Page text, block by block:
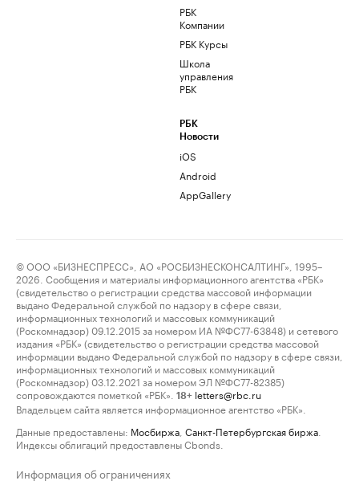
РБК
Компании
РБК Курсы
Школа
управления
РБК
РБК
Новости
iOS
Android
AppGallery
© ООО «БИЗНЕСПРЕСС», АО «РОСБИЗНЕСКОНСАЛТИНГ», 1995–
2026. Сообщения и материалы информационного агентства «РБК»
(свидетельство о регистрации средства массовой информации
выдано Федеральной службой по надзору в сфере связи,
информационных технологий и массовых коммуникаций
(Роскомнадзор) 09.12.2015 за номером ИА №ФС77-63848) и сетевого
издания «РБК» (свидетельство о регистрации средства массовой
информации выдано Федеральной службой по надзору в сфере связи,
информационных технологий и массовых коммуникаций
(Роскомнадзор) 03.12.2021 за номером ЭЛ №ФС77-82385)
сопровождаются пометкой «РБК».
18+ letters@rbc.ru
Владельцем сайта является информационное агентство «РБК».
Данные предоставлены: Мосбиржа Санкт-Петербургская биржа
Индексы облигаций предоставлены Cbonds.
Информация об ограничениях